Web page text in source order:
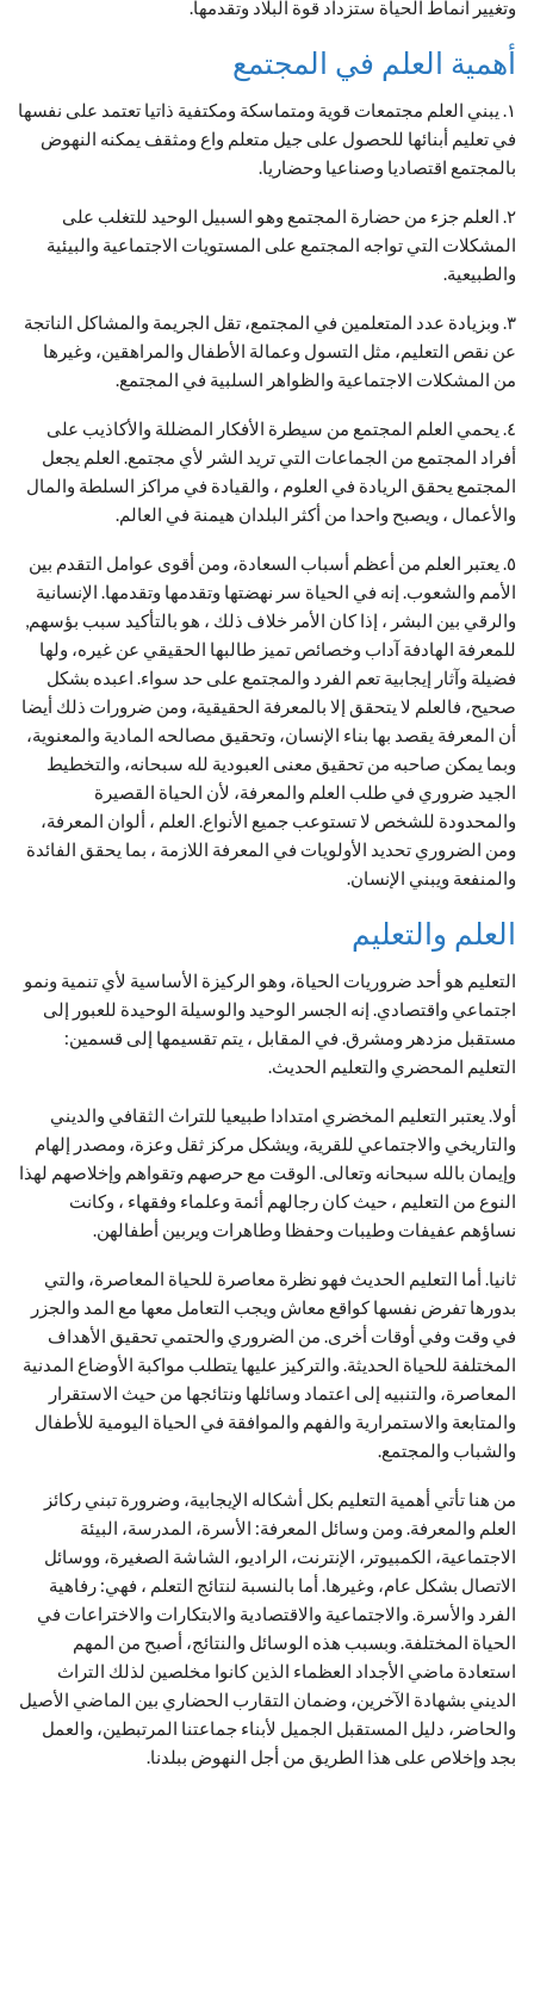
وتغيير أنماط الحياة ستزداد قوة البلاد وتقدمها.
أهمية العلم في المجتمع
١. يبني العلم مجتمعات قوية ومتماسكة ومكتفية ذاتيا تعتمد على نفسها
في تعليم أبنائها للحصول على جيل متعلم واع ومثقف يمكنه النهوض
بالمجتمع اقتصاديا وصناعيا وحضاريا.
٢. العلم جزء من حضارة المجتمع وهو السبيل الوحيد للتغلب على
المشكلات التي تواجه المجتمع على المستويات الاجتماعية والبيئية
والطبيعية.
٣. وبزيادة عدد المتعلمين في المجتمع، تقل الجريمة والمشاكل الناتجة
عن نقص التعليم، مثل التسول وعمالة الأطفال والمراهقين، وغيرها
من المشكلات الاجتماعية والظواهر السلبية في المجتمع.
٤. يحمي العلم المجتمع من سيطرة الأفكار المضللة والأكاذيب على
أفراد المجتمع من الجماعات التي تريد الشر لأي مجتمع. العلم يجعل
المجتمع يحقق الريادة في العلوم ، والقيادة في مراكز السلطة والمال
والأعمال ، ويصبح واحدا من أكثر البلدان هيمنة في العالم.
٥. يعتبر العلم من أعظم أسباب السعادة، ومن أقوى عوامل التقدم بين
الأمم والشعوب. إنه في الحياة سر نهضتها وتقدمها وتقدمها. الإنسانية
والرقي بين البشر ، إذا كان الأمر خلاف ذلك ، هو بالتأكيد سبب بؤسهم,
للمعرفة الهادفة آداب وخصائص تميز طالبها الحقيقي عن غيره، ولها
فضيلة وآثار إيجابية تعم الفرد والمجتمع على حد سواء. اعبده بشكل
صحيح، فالعلم لا يتحقق إلا بالمعرفة الحقيقية، ومن ضرورات ذلك أيضا
أن المعرفة يقصد بها بناء الإنسان، وتحقيق مصالحه المادية والمعنوية،
وبما يمكن صاحبه من تحقيق معنى العبودية لله سبحانه، والتخطيط
الجيد ضروري في طلب العلم والمعرفة، لأن الحياة القصيرة
والمحدودة للشخص لا تستوعب جميع الأنواع. العلم ، ألوان المعرفة،
ومن الضروري تحديد الأولويات في المعرفة اللازمة ، بما يحقق الفائدة
والمنفعة ويبني الإنسان.
العلم والتعليم
التعليم هو أحد ضروريات الحياة، وهو الركيزة الأساسية لأي تنمية ونمو
اجتماعي واقتصادي. إنه الجسر الوحيد والوسيلة الوحيدة للعبور إلى
مستقبل مزدهر ومشرق. في المقابل ، يتم تقسيمها إلى قسمين:
التعليم المحضري والتعليم الحديث.
أولا. يعتبر التعليم المخضري امتدادا طبيعيا للتراث الثقافي والديني
والتاريخي والاجتماعي للقرية، ويشكل مركز ثقل وعزة، ومصدر إلهام
وإيمان بالله سبحانه وتعالى. الوقت مع حرصهم وتقواهم وإخلاصهم لهذا
النوع من التعليم ، حيث كان رجالهم أئمة وعلماء وفقهاء ، وكانت
نساؤهم عفيفات وطيبات وحفظا وطاهرات ويربين أطفالهن.
ثانيا. أما التعليم الحديث فهو نظرة معاصرة للحياة المعاصرة، والتي
بدورها تفرض نفسها كواقع معاش ويجب التعامل معها مع المد والجزر
في وقت وفي أوقات أخرى. من الضروري والحتمي تحقيق الأهداف
المختلفة للحياة الحديثة. والتركيز عليها يتطلب مواكبة الأوضاع المدنية
المعاصرة، والتنبيه إلى اعتماد وسائلها ونتائجها من حيث الاستقرار
والمتابعة والاستمرارية والفهم والموافقة في الحياة اليومية للأطفال
والشباب والمجتمع.
من هنا تأتي أهمية التعليم بكل أشكاله الإيجابية، وضرورة تبني ركائز
العلم والمعرفة. ومن وسائل المعرفة: الأسرة، المدرسة، البيئة
الاجتماعية، الكمبيوتر، الإنترنت، الراديو، الشاشة الصغيرة، ووسائل
الاتصال بشكل عام، وغيرها. أما بالنسبة لنتائج التعلم ، فهي: رفاهية
الفرد والأسرة. والاجتماعية والاقتصادية والابتكارات والاختراعات في
الحياة المختلفة. وبسبب هذه الوسائل والنتائج، أصبح من المهم
استعادة ماضي الأجداد العظماء الذين كانوا مخلصين لذلك التراث
الديني بشهادة الآخرين، وضمان التقارب الحضاري بين الماضي الأصيل
والحاضر، دليل المستقبل الجميل لأبناء جماعتنا المرتبطين، والعمل
بجد وإخلاص على هذا الطريق من أجل النهوض ببلدنا.